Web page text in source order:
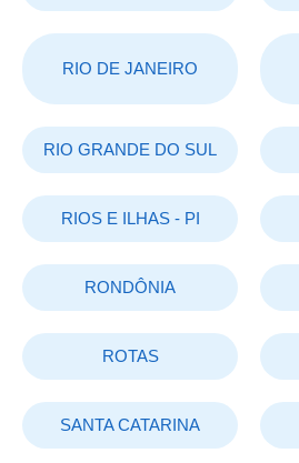
RIO DE JANEIRO
RIO GRANDE DO SUL
RIOS E ILHAS - PI
RONDÔNIA
ROTAS
SANTA CATARINA